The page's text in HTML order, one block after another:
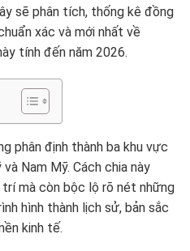
sẽ phân tích, thống kê đồng
xác và mới nhất về
tính đến năm 2026.
phân định thành ba khu vực
Nam Mỹ. Cách chia này
mà còn bộc lộ rõ nét những
hình thành lịch sử, bản sắc
kinh tế.